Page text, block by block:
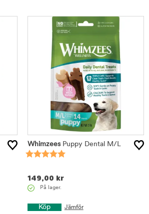
WhimzeesPuppy Dental M/L
149,00 kr
På lager.
Köp Jämför